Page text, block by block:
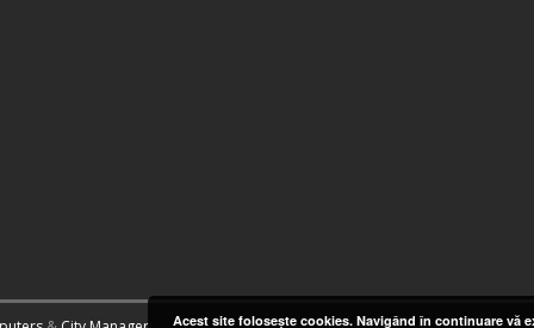
Acest site foloseşte cookies. Navigând în continuare